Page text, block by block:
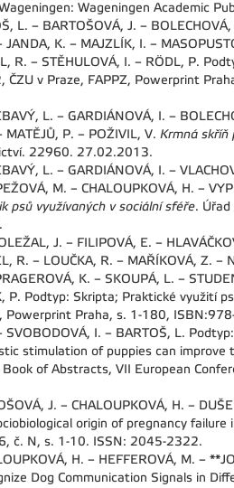
Wageningen Academic
L. – BARTOŠOVÁ, J. –
JANDA, K. – MAJZLÍK, I. –
R. – STĚHULOVÁ, I. – RÖDL, P.
ČZU v Praze, FAPPZ, Powerprint
L. – GARDIÁNOVÁ, I. –
MATĚJŮ, P. – POŽIVIL, V. Krmná skříň
22960. 27.02.2013.
L. – GARDIÁNOVÁ, I. –
M. – CHALOUPKOVÁ, H. –
psů využívaných v sociální sféře.
J. – FILIPOVÁ, E. –
R. – LOUČKA, R. – MAŘÍKOVÁ, Z. –
K. – SKOUPÁ, L. –
P. Podtyp: Skripta; Praktické využití
Powerprint Praha, s. 1-180,
SVOBODOVÁ, I. – BARTOŠ, L.
stimulation of puppies can
of Abstracts, VII European
J. – CHALOUPKOVÁ, H. –
origin of pregnancy failure
č. N, s. 1-10. ISSN: 2045-2322.
H. – HEFFEROVÁ, M. –
Dog Communication Signals in